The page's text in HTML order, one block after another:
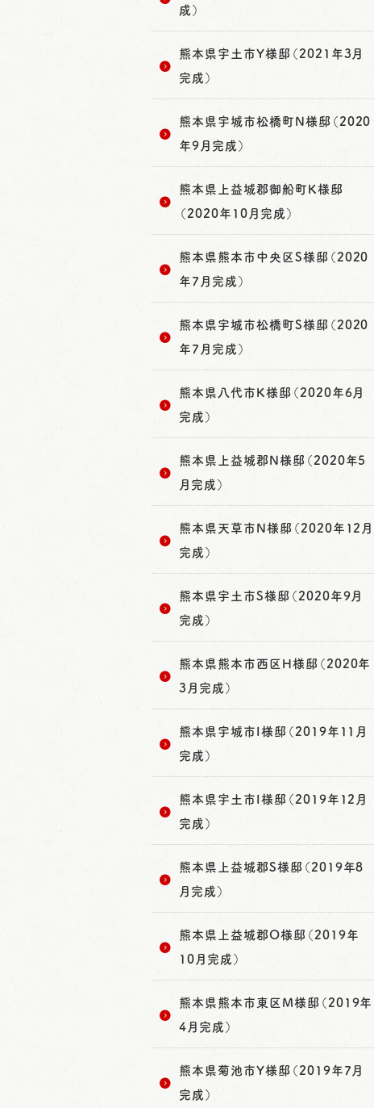
成）
熊本県宇土市Y様邸（2021年3月
完成）
熊本県宇城市松橋町N様邸（2020
年9月完成）
熊本県上益城郡御船町K様邸
（2020年10月完成）
熊本県熊本市中央区S様邸（2020
年7月完成）
熊本県宇城市松橋町S様邸（2020
年7月完成）
熊本県八代市K様邸（2020年6月
完成）
熊本県上益城郡N様邸（2020年5
月完成）
熊本県天草市N様邸（2020年12月
完成）
熊本県宇土市S様邸（2020年9月
完成）
熊本県熊本市西区H様邸（2020年
3月完成）
熊本県宇城市I様邸（2019年11月
完成）
熊本県宇土市I様邸（2019年12月
完成）
熊本県上益城郡S様邸（2019年8
月完成）
熊本県上益城郡O様邸（2019年
10月完成）
熊本県熊本市東区M様邸（2019年
4月完成）
熊本県菊池市Y様邸（2019年7月
完成）